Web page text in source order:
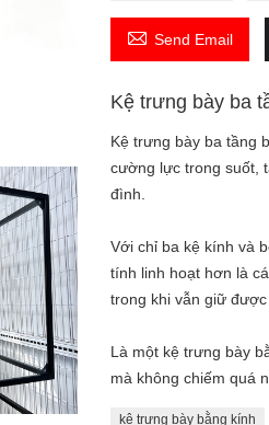
 Send Email
Kệ trưng bày ba
Kệ trưng bày ba tầng
cường lực trong suốt,
đình.
Với chỉ ba kệ kính và
tính linh hoạt hơn là
trong khi vẫn giữ
Là một kệ trưng bày
mà không chiếm quá
kệ trưng bày bằng kính